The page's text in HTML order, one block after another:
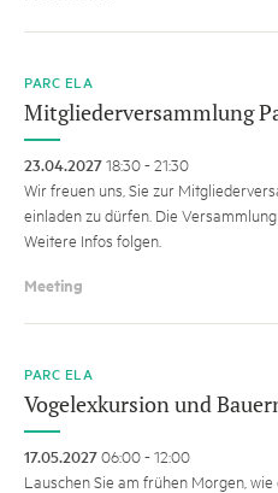
PARC ELA
Mitgliederversammlung
23.04.202718:30 - 21:30
Wir freuen uns, Sie zur
einladen zu dürfen. Die
Weitere Infos folgen.
Meeting
PARC ELA
Vogelexkursion und
17.05.202706:00 - 12:00
Lauschen Sie am frühen Morgen,